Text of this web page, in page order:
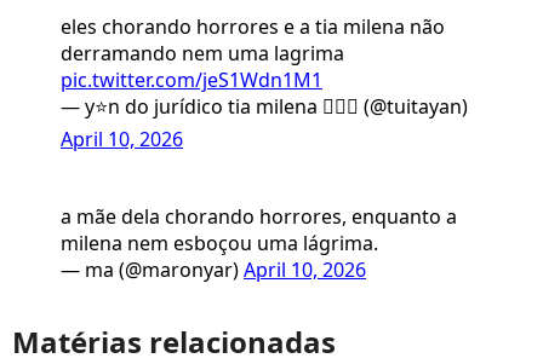
eles chorando horrores e a tia milena não
derramando nem uma lagrima
pic.twitter.com/jeS1Wdn1M1
— y⭐️n do jurídico tia milena ✊🏾🍴 (@tuitayan)
April 10, 2026
a mãe dela chorando horrores, enquanto a
milena nem esboçou uma lágrima.
— ma (@maronyar)April 10, 2026
Matérias relacionadas